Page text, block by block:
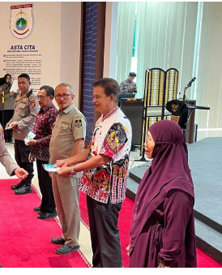
Lewat KETUK DOORS di 650 Desa